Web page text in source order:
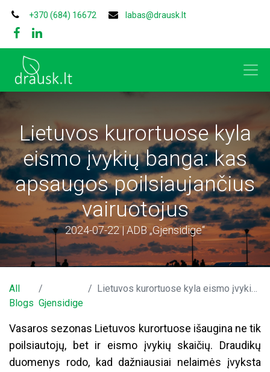
+370 (684) 16672 labas@drausk.lt
Lietuvos kurortuose kyla
eismo įvykių banga: kas
apsaugos poilsiaujančius
vairuotojus
2024-07-22 | ADB „Gjensidige“
All
Blogs Gjensidige
Lietuvos kurortuose kyla eismo įvykių banga: kas apsaugos poilsiaujančius vairuotojus
Vasaros sezonas Lietuvos kurortuose išaugina ne tik
poilsiautojų, bet ir eismo įvykių skaičių. Draudikų
duomenys rodo, kad dažniausiai nelaimės įvyksta